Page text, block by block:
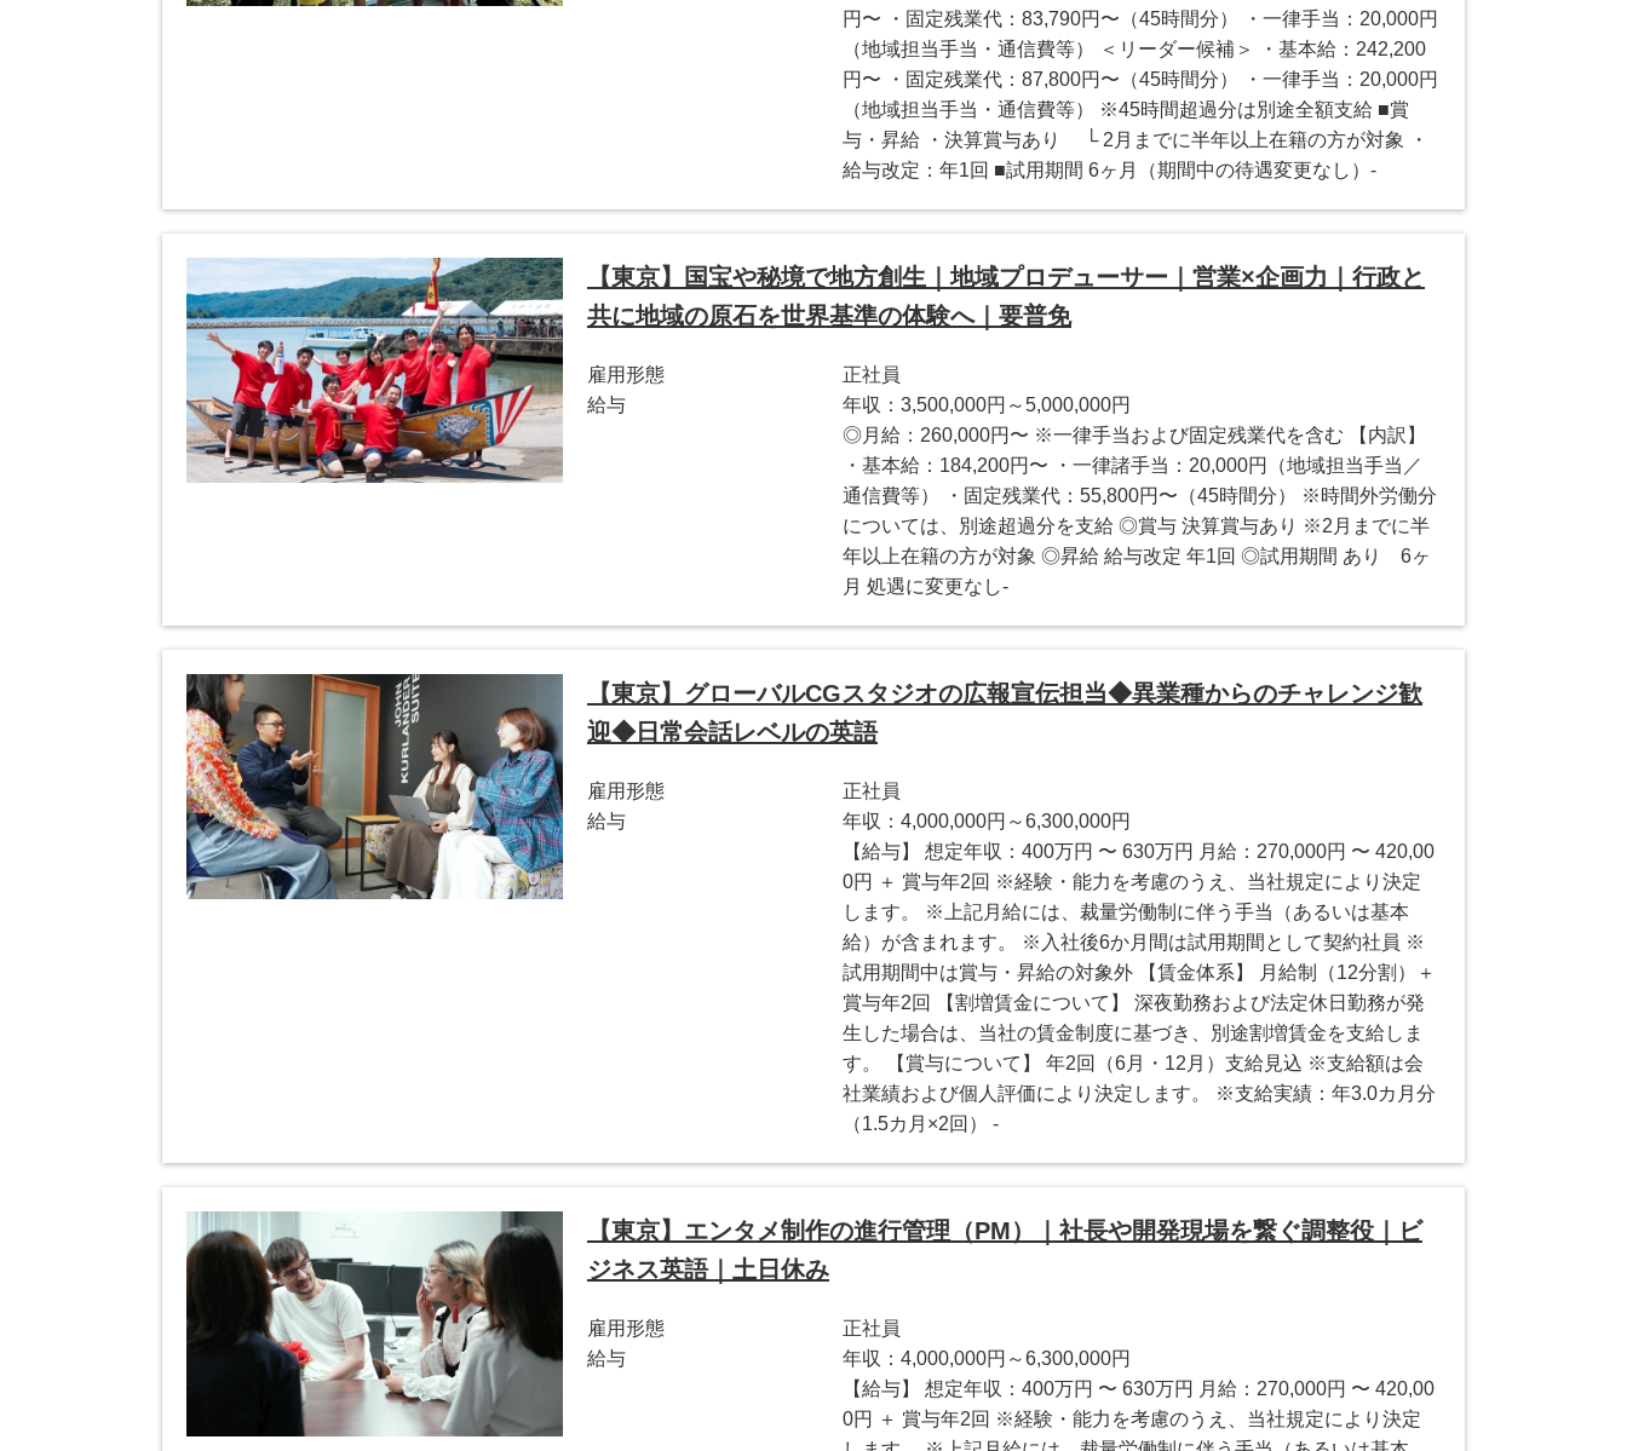
円〜 ・固定残業代：83,790円〜（45時間分） ・一律手当：20,000円
（地域担当手当・通信費等） ＜リーダー候補＞ ・基本給：242,200
円〜 ・固定残業代：87,800円〜（45時間分） ・一律手当：20,000円
（地域担当手当・通信費等） ※45時間超過分は別途全額支給 ■賞
与・昇給 ・決算賞与あり └ 2月までに半年以上在籍の方が対象 ・
給与改定：年1回 ■試用期間 6ヶ月（期間中の待遇変更なし）-
【東京】国宝や秘境で地方創生｜地域プロデューサー｜営業×企画力｜行政と
共に地域の原石を世界基準の体験へ｜要普免
雇用形態
正社員
給与
年収：3,500,000円～5,000,000円
◎月給：260,000円〜 ※一律手当および固定残業代を含む 【内訳】
・基本給：184,200円〜 ・一律諸手当：20,000円（地域担当手当／
通信費等） ・固定残業代：55,800円〜（45時間分） ※時間外労働分
については、別途超過分を支給 ◎賞与 決算賞与あり ※2月までに半
年以上在籍の方が対象 ◎昇給 給与改定 年1回 ◎試用期間 あり 6ヶ
月 処遇に変更なし-
【東京】グローバルCGスタジオの広報宣伝担当◆異業種からのチャレンジ歓
迎◆日常会話レベルの英語
雇用形態
正社員
給与
年収：4,000,000円～6,300,000円
【給与】 想定年収：400万円 〜 630万円 月給：270,000円 〜 420,00
0円 ＋ 賞与年2回 ※経験・能力を考慮のうえ、当社規定により決定
します。 ※上記月給には、裁量労働制に伴う手当（あるいは基本
給）が含まれます。 ※入社後6か月間は試用期間として契約社員 ※
試用期間中は賞与・昇給の対象外 【賃金体系】 月給制（12分割）＋
賞与年2回 【割増賃金について】 深夜勤務および法定休日勤務が発
生した場合は、当社の賃金制度に基づき、別途割増賃金を支給しま
す。 【賞与について】 年2回（6月・12月）支給見込 ※支給額は会
社業績および個人評価により決定します。 ※支給実績：年3.0カ月分
（1.5カ月×2回） -
【東京】エンタメ制作の進行管理（PM）｜社長や開発現場を繋ぐ調整役｜ビ
ジネス英語｜土日休み
雇用形態
正社員
給与
年収：4,000,000円～6,300,000円
【給与】 想定年収：400万円 〜 630万円 月給：270,000円 〜 420,00
0円 ＋ 賞与年2回 ※経験・能力を考慮のうえ、当社規定により決定